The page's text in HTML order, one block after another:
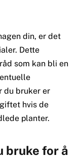
din, er det
Dette
som kan bli en
du bruker er
hvis de
planter.
bruke for å